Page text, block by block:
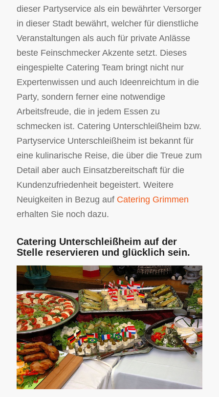
dieser Partyservice als ein bewährter Versorger
in dieser Stadt bewährt, welcher für dienstliche
Veranstaltungen als auch für private Anlässe
beste Feinschmecker Akzente setzt. Dieses
eingespielte Catering Team bringt nicht nur
Expertenwissen und auch Ideenreichtum in die
Party, sondern ferner eine notwendige
Arbeitsfreude, die in jedem Essen zu
schmecken ist. Catering Unterschleißheim bzw.
Partyservice Unterschleißheim ist bekannt für
eine kulinarische Reise, die über die Treue zum
Detail aber auch Einsatzbereitschaft für die
Kundenzufriedenheit begeistert. Weitere
Neuigkeiten in Bezug auf Catering Grimmen
erhalten Sie noch dazu.
Catering Unterschleißheim auf der
Stelle reservieren und glücklich sein.